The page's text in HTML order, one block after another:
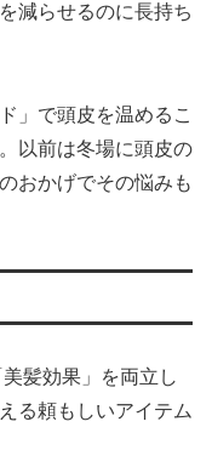
減らせるのに長持ち
」で頭皮を温めるこ
以前は冬場に頭皮の
おかげでその悩みも
髪効果」を両立し
る頼もしいアイテム